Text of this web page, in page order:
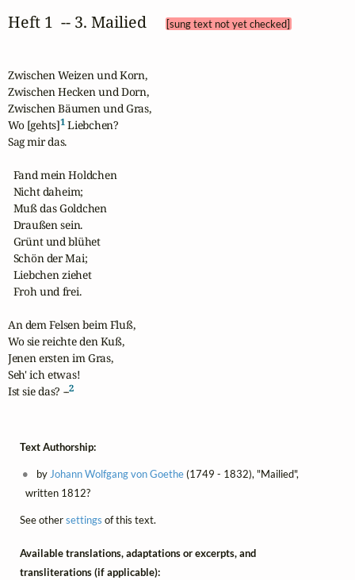
Heft 1  -- 3. Mailied [sung text not yet checked]
Zwischen Weizen und Korn,
Zwischen Hecken und Dorn,
Zwischen Bäumen und Gras,
Wo [gehts]1 Liebchen?
Sag mir das.
  Fand mein Holdchen
  Nicht daheim;
  Muß das Goldchen
  Draußen sein.
  Grünt und blühet
  Schön der Mai;
  Liebchen ziehet
  Froh und frei.
An dem Felsen beim Fluß,
Wo sie reichte den Kuß,
Jenen ersten im Gras,
Seh' ich etwas!
Ist sie das? --2
Text Authorship:
by Johann Wolfgang von Goethe(1749 - 1832), "Mailied",
written 1812?
See othersettings of this text.
Available translations, adaptations or excerpts, and
transliterations (if applicable):